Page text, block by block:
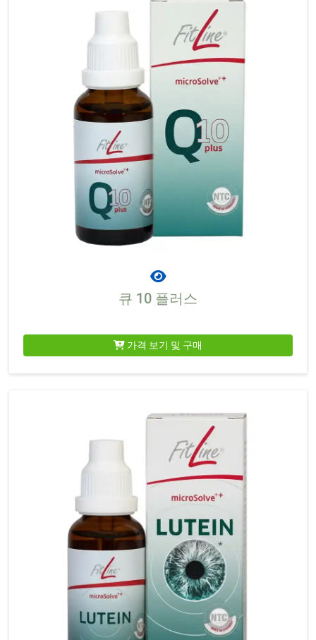
큐 10 플러스
가격 보기 및 구매